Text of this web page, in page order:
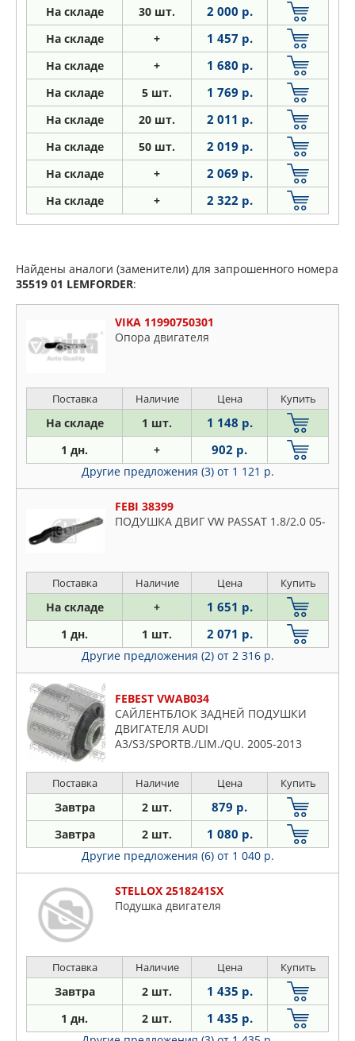
На складе 30 шт. 2 000 р.
На складе + 1 457 р.
На складе + 1 680 р.
На складе 5 шт. 1 769 р.
На складе 20 шт. 2 011 р.
На складе 50 шт. 2 019 р.
На складе + 2 069 р.
На складе + 2 322 р.
Найдены аналоги (заменители) для запрошенного номера
35519 01 LEMFORDER:
VIKA 11990750301
Опора двигателя
Поставка Наличие Цена Купить
На складе 1 шт. 1 148 р.
1 дн. + 902 р.
Другие предложения (3) от 1 121 р.
FEBI 38399
ПОДУШКА ДВИГ VW PASSAT 1.8/2.0 05-
Поставка Наличие Цена Купить
На складе + 1 651 р.
1 дн. 1 шт. 2 071 р.
Другие предложения (2) от 2 316 р.
FEBEST VWAB034
САЙЛЕНТБЛОК ЗАДНЕЙ ПОДУШКИ
ДВИГАТЕЛЯ AUDI
A3/S3/SPORTB./LIM./QU. 2005-2013
Поставка Наличие Цена Купить
Завтра 2 шт. 879 р.
Завтра 2 шт. 1 080 р.
Другие предложения (6) от 1 040 р.
STELLOX 2518241SX
Подушка двигателя
Поставка Наличие Цена Купить
Завтра 2 шт. 1 435 р.
1 дн. 2 шт. 1 435 р.